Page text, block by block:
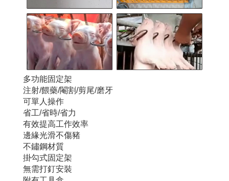
多功能固定架
注射/餵藥/閹割/剪尾/磨牙
可單人操作
省工/省時/省力
有效提高工作效率
邊緣光滑不傷豬
不鏽鋼材質
掛勾式固定架
無需打釘安裝